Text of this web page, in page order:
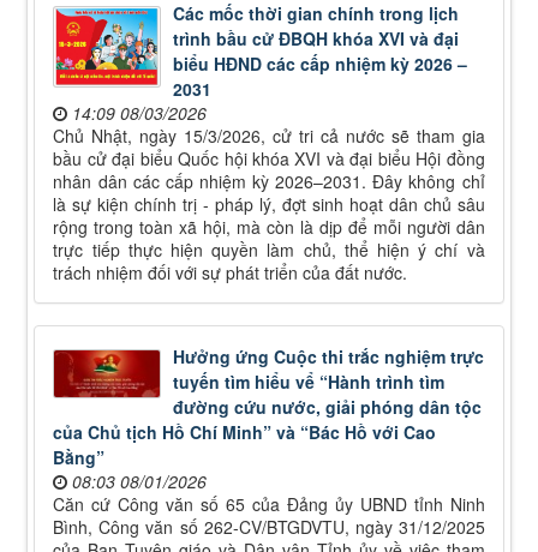
Các mốc thời gian chính trong lịch
trình bầu cử ĐBQH khóa XVI và đại
biểu HĐND các cấp nhiệm kỳ 2026 –
2031
14:09 08/03/2026
Chủ Nhật, ngày 15/3/2026, cử tri cả nước sẽ tham gia
bầu cử đại biểu Quốc hội khóa XVI và đại biểu Hội đồng
nhân dân các cấp nhiệm kỳ 2026–2031. Đây không chỉ
là sự kiện chính trị - pháp lý, đợt sinh hoạt dân chủ sâu
rộng trong toàn xã hội, mà còn là dịp để mỗi người dân
trực tiếp thực hiện quyền làm chủ, thể hiện ý chí và
trách nhiệm đối với sự phát triển của đất nước.
Hưởng ứng Cuộc thi trắc nghiệm trực
tuyến tìm hiểu vể “Hành trình tìm
đường cứu nước, giải phóng dân tộc
của Chủ tịch Hồ Chí Minh” và “Bác Hồ với Cao
Bằng”
08:03 08/01/2026
Căn cứ Công văn số 65 của Đảng ủy UBND tỉnh Ninh
Bình, Công văn số 262-CV/BTGDVTU, ngày 31/12/2025